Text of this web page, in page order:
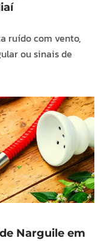
ruído com vento,
ou sinais de
Narguile em